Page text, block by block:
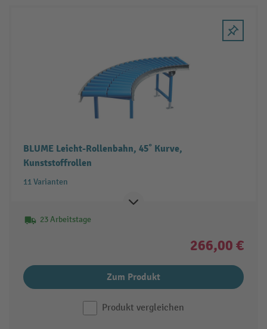
BLUME Leicht-Rollenbahn, 45˚ Kurve,
Kunststoffrollen
11 Varianten
23 Arbeitstage
266,00 €
Zum Produkt
Produkt vergleichen